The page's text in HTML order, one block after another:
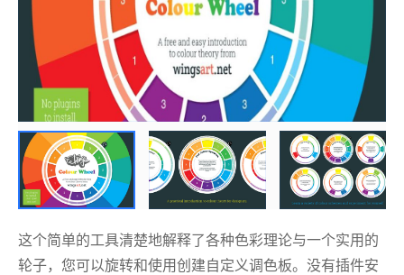
这个简单的工具清楚地解释了各种色彩理论与一个实用的
轮子，您可以旋转和使用创建自定义调色板。没有插件安